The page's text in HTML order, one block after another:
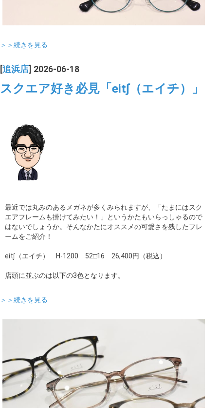
＞＞続きを見る
追浜店 ] 2026-06-18
スクエア好き必見「eit∫（エイチ）」
最近では丸みのあるメガネが多くみられますが、「たまにはスク
エアフレームも掛けてみたい！」というかたもいらっしゃるので
はないでしょうか。そんなかたにオススメの可愛さを残したフレ
ームをご紹介！
eit∫（エイチ） H-1200 52□16 26,400円（税込）
店頭に並ぶのは以下の3色となります。
＞＞続きを見る